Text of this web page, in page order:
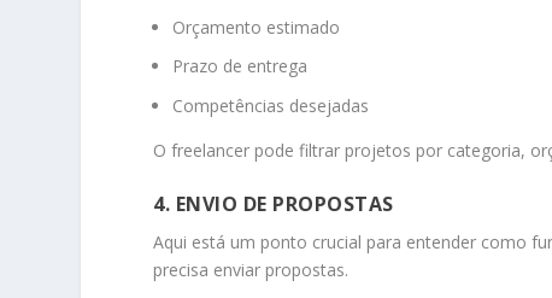
Orçamento estimado
Prazo de entrega
Competências desejadas
O freelancer pode filtrar projetos por categoria,
4. ENVIO DE PROPOSTAS
Aqui está um ponto crucial para entender como
precisa enviar propostas.